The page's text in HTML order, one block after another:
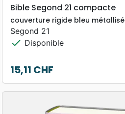
Bible Segond 21 compacte
couverture rigide bleu métallisé
Segond 21
check Disponible
Prix
15,11 CHF